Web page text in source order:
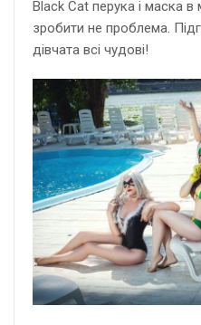
Black Cat перука і маска в
зробити не проблема.
дівчата всі чудові!